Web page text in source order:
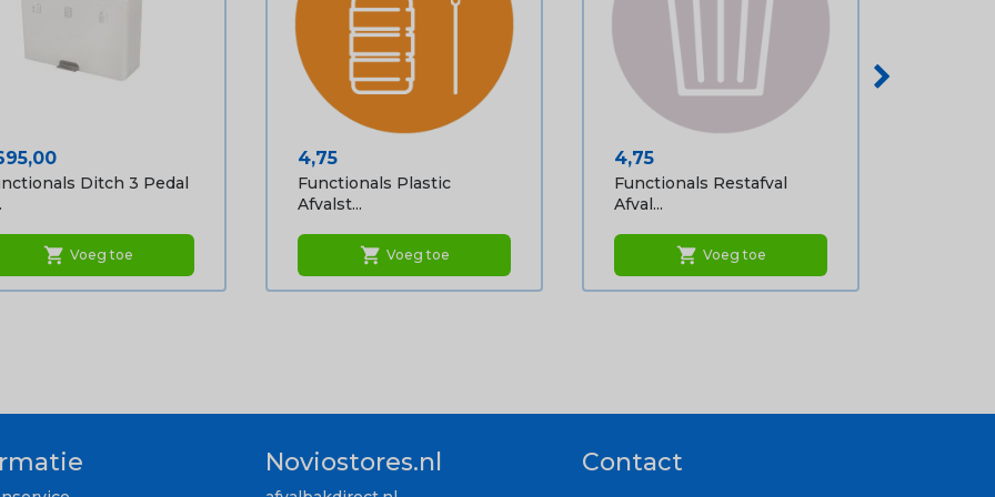
Ditch 3 Pedal
shopping_cart Voeg toe
Prijs
4,75
Functionals Plastic
Afvalst...
shopping_cart Voeg toe
Prijs
4,75
Functionals Restafval
Afval...
shopping_cart Voeg toe
Noviostores.nl Contact